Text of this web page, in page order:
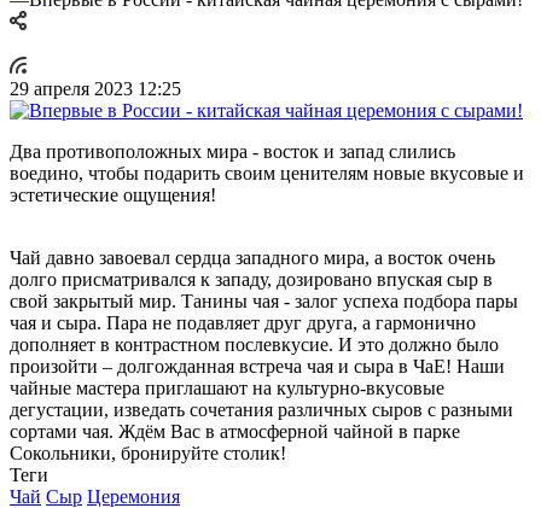
29 апреля 2023 12:25
Два противоположных мира - восток и запад слились
воедино, чтобы подарить своим ценителям новые вкусовые и
эстетические ощущения!
Чай давно завоевал сердца западного мира, а восток очень
долго присматривался к западу, дозировано впуская сыр в
свой закрытый мир. Танины чая - залог успеха подбора пары
чая и сыра. Пара не подавляет друг друга, а гармонично
дополняет в контрастном послевкусие. И это должно было
произойти – долгожданная встреча чая и сыра в ЧаЕ! Наши
чайные мастера приглашают на культурно-вкусовые
дегустации, изведать сочетания различных сыров с разными
сортами чая. Ждём Вас в атмосферной чайной в парке
Сокольники, бронируйте столик!
Теги
Чай Сыр Церемония